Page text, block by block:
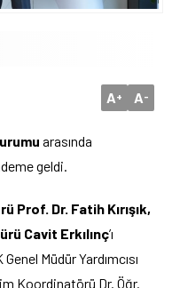
A+ A-
arasında
geldi.
Prof. Dr. Fatih Kırışık,
Cavit Erkılınç’ı
Müdür Yardımcısı
Koordinatörü Dr. Öğr.